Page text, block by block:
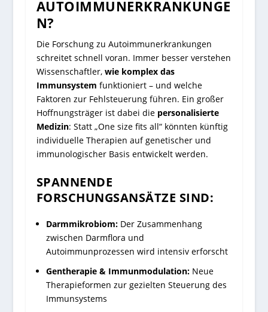
AUTOIMMUNERKRANKUNGE
N?
Die Forschung zu Autoimmunerkrankungen
schreitet schnell voran. Immer besser verstehen
Wissenschaftler, wie komplex das
Immunsystem funktioniert – und welche
Faktoren zur Fehlsteuerung führen. Ein großer
Hoffnungsträger ist dabei die personalisierte
Medizin: Statt „One size fits all“ könnten künftig
individuelle Therapien auf genetischer und
immunologischer Basis entwickelt werden.
SPANNENDE
FORSCHUNGSANSÄTZE SIND:
Darmmikrobiom:Der Zusammenhang
zwischen Darmflora und
Autoimmunprozessen wird intensiv erforscht
Gentherapie & Immunmodulation:Neue
Therapieformen zur gezielten Steuerung des
Immunsystems